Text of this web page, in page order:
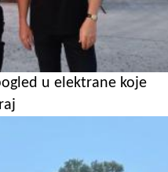
u elektrane koje